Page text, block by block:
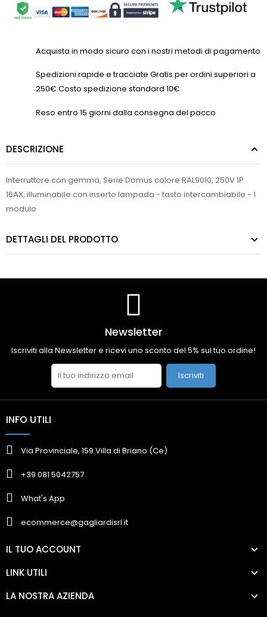
Acquista in modo sicuro con i nostri metodi di pagamento
Spedizioni rapide e tracciate Gratis per ordini superiori a
250€ Costo spedizione standard 10€
Reso entro 15 giorni dalla consegna del pacco
DESCRIZIONE
Interruttore con gemma, Serie Domus colore RAL9010, 250V 1P
16AX, illuminabile con inserto lampada - tasto intercambiabile - 1
modulo
DETTAGLI DEL PRODOTTO
Newsletter
Iscriviti alla Newsletter e ricevi uno sconto del 5% sul tuo ordine!
Iscriviti
INFO UTILI
Via Provinciale, 159 Villa di Briano (Ce)
+39 081 5042757
What's App
ecommerce@gagliardisrl.it
IL TUO ACCOUNT
LINK UTILI
LA NOSTRA AZIENDA